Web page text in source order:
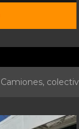
Camiones,